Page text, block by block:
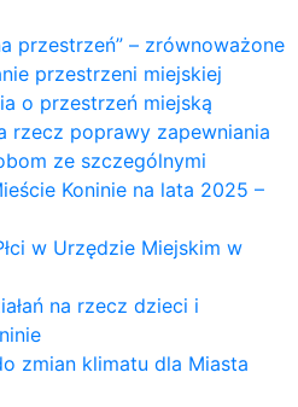
przestrzeń” – zrównoważone
przestrzeni miejskiej
o przestrzeń miejską
rzecz poprawy zapewniania
ze szczególnymi
Koninie na lata 2025 –
w Urzędzie Miejskim w
na rzecz dzieci i
zmian klimatu dla Miasta